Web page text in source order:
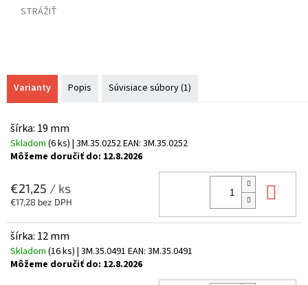
STRÁŽIŤ
Varianty Popis Súvisiace súbory (1)
šírka: 19 mm
Skladom (6 ks) | 3M.35.0252EAN: 3M.35.0252
Môžeme doručiť do: 12.8.2026
€21,25 / ks
€17,28 bez DPH
šírka: 12 mm
Skladom (16 ks) | 3M.35.0491 EAN: 3M.35.0491
Môžeme doručiť do: 12.8.2026